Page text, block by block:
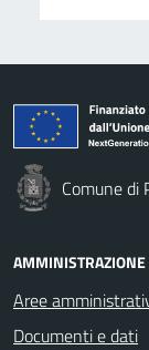
Comune di
AMMINISTRAZIONE
Aree
Documenti e dati